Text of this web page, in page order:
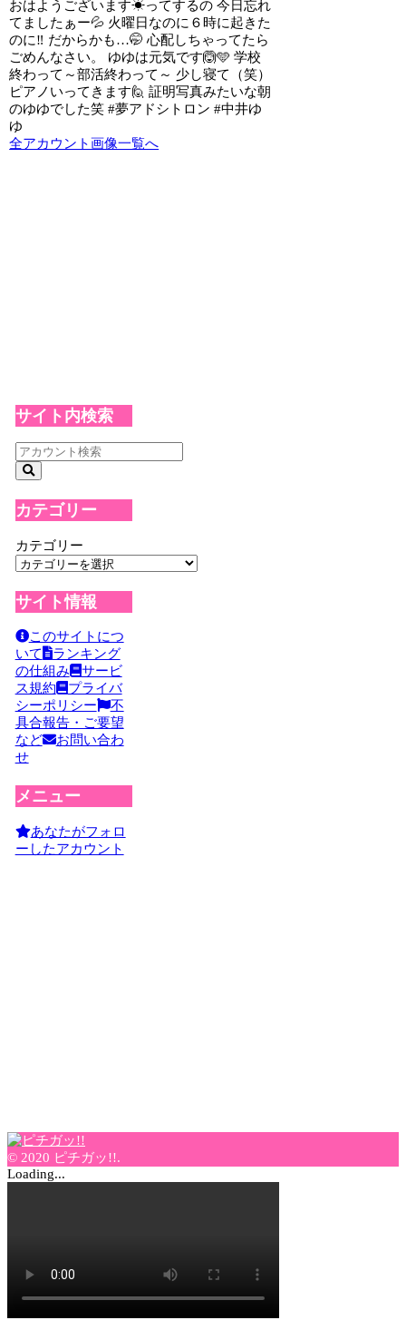
おはようございます☀ってするの 今日忘れ
てましたぁー💦 火曜日なのに６時に起きた
のに‼️ だからかも…🤭 心配しちゃってたら
ごめんなさい。 ゆゆは元気です🙆🩵 学校
終わって～部活終わって～ 少し寝て（笑）
ピアノいってきます🙋 証明写真みたいな朝
のゆゆでした笑 #夢アドシトロン #中井ゆ
ゆ
全アカウント画像一覧へ
サイト内検索
カテゴリー
カテゴリー
サイト情報
このサイトにつ
いて
ランキング
の仕組み
サービ
ス規約
プライバ
シーポリシー
不
具合報告・ご要望
など
お問い合わ
せ
メニュー
あなたがフォロ
ーしたアカウント
© 2020 ピチガッ!!.
Loading...